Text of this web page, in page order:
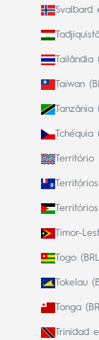
Svalbard
Tailândia
Taiwan
Tanzânia
Tchéquia
Timor-
Togo
Tokelau
Tonga
Trinidad